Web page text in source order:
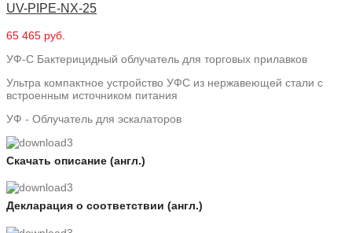
UV-PIPE-NX-25
65 465 руб.
УФ-С Бактерицидный облучатель для торговых прилавков
Ультра компактное устройство УФС из нержавеющей стали с
встроенным источником питания
УФ - Облучатель для эскалаторов
Скачать описание (англ.)
Декларация о соответствии (англ.)